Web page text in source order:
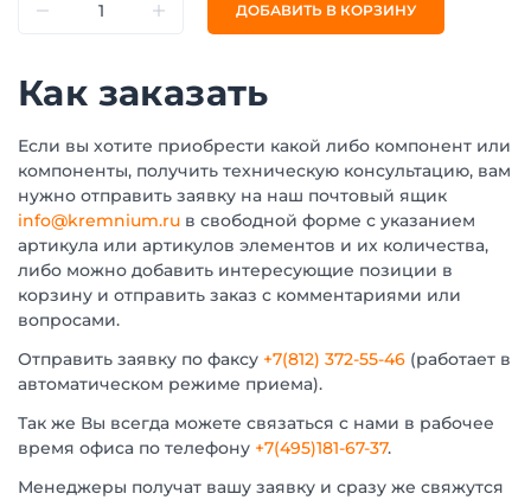
ДОБАВИТЬ В КОРЗИНУ
Как заказать
Если вы хотите приобрести какой либо компонент или
компоненты, получить техническую консультацию, вам
нужно отправить заявку на наш почтовый ящик
info@kremnium.ru в свободной форме с указанием
артикула или артикулов элементов и их количества,
либо можно добавить интересующие позиции в
корзину и отправить заказ с комментариями или
вопросами.
Отправить заявку по факсу +7(812) 372-55-46 (работает в
автоматическом режиме приема).
Так же Вы всегда можете связаться с нами в рабочее
время офиса по телефону +7(495)181-67-37.
Менеджеры получат вашу заявку и сразу же свяжутся